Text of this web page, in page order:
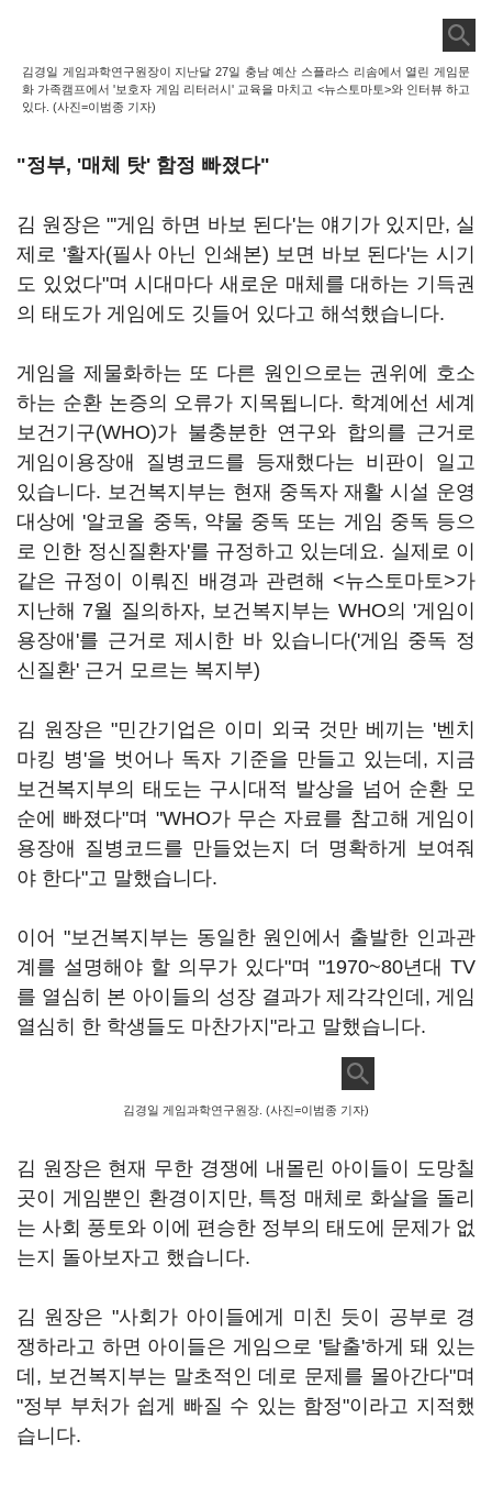
김경일 게임과학연구원장이 지난달 27일 충남 예산 스플라스 리솜에서 열린 게임문
화 가족캠프에서 '보호자 게임 리터러시' 교육을 마치고 <뉴스토마토>와 인터뷰 하고
있다. (사진=이범종 기자)
"정부, '매체 탓' 함정 빠졌다"
김 원장은 "'게임 하면 바보 된다'는 얘기가 있지만, 실
제로 '활자(필사 아닌 인쇄본) 보면 바보 된다'는 시기
도 있었다"며 시대마다 새로운 매체를 대하는 기득권
의 태도가 게임에도 깃들어 있다고 해석했습니다.
게임을 제물화하는 또 다른 원인으로는 권위에 호소
하는 순환 논증의 오류가 지목됩니다. 학계에선 세계
보건기구(WHO)가 불충분한 연구와 합의를 근거로
게임이용장애 질병코드를 등재했다는 비판이 일고
있습니다. 보건복지부는 현재 중독자 재활 시설 운영
대상에 '알코올 중독, 약물 중독 또는 게임 중독 등으
로 인한 정신질환자'를 규정하고 있는데요. 실제로 이
같은 규정이 이뤄진 배경과 관련해 <뉴스토마토>가
지난해 7월 질의하자, 보건복지부는 WHO의 '게임이
용장애'를 근거로 제시한 바 있습니다('게임 중독 정
신질환' 근거 모르는 복지부)
김 원장은 "민간기업은 이미 외국 것만 베끼는 '벤치
마킹 병'을 벗어나 독자 기준을 만들고 있는데, 지금
보건복지부의 태도는 구시대적 발상을 넘어 순환 모
순에 빠졌다"며 "WHO가 무슨 자료를 참고해 게임이
용장애 질병코드를 만들었는지 더 명확하게 보여줘
야 한다"고 말했습니다.
이어 "보건복지부는 동일한 원인에서 출발한 인과관
계를 설명해야 할 의무가 있다"며 "1970~80년대 TV
를 열심히 본 아이들의 성장 결과가 제각각인데, 게임
열심히 한 학생들도 마찬가지"라고 말했습니다.
김경일 게임과학연구원장. (사진=이범종 기자)
김 원장은 현재 무한 경쟁에 내몰린 아이들이 도망칠
곳이 게임뿐인 환경이지만, 특정 매체로 화살을 돌리
는 사회 풍토와 이에 편승한 정부의 태도에 문제가 없
는지 돌아보자고 했습니다.
김 원장은 "사회가 아이들에게 미친 듯이 공부로 경
쟁하라고 하면 아이들은 게임으로 '탈출'하게 돼 있는
데, 보건복지부는 말초적인 데로 문제를 몰아간다"며
"정부 부처가 쉽게 빠질 수 있는 함정"이라고 지적했
습니다.